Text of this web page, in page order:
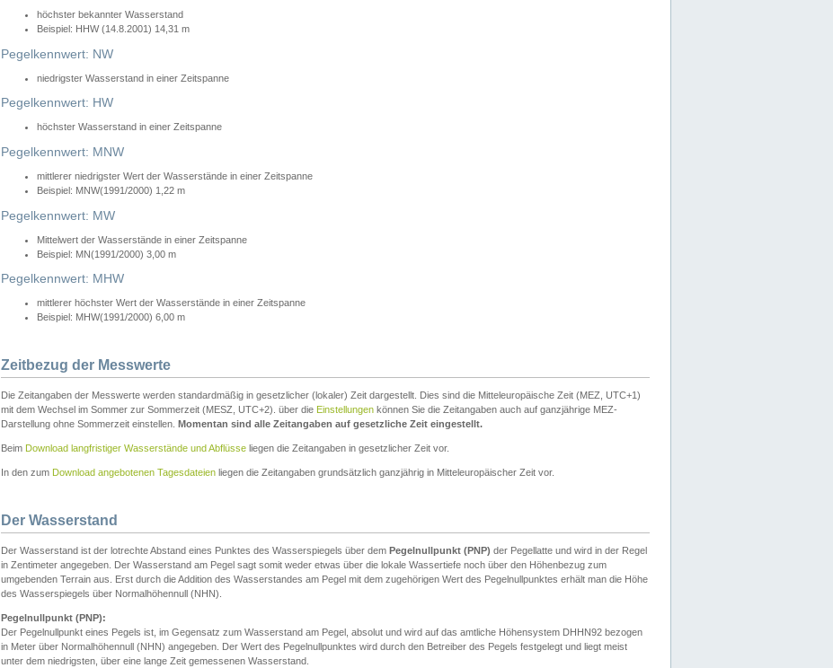
höchster bekannter Wasserstand
Beispiel: HHW (14.8.2001) 14,31 m
Pegelkennwert: NW
niedrigster Wasserstand in einer Zeitspanne
Pegelkennwert: HW
höchster Wasserstand in einer Zeitspanne
Pegelkennwert: MNW
mittlerer niedrigster Wert der Wasserstände in einer Zeitspanne
Beispiel: MNW(1991/2000) 1,22 m
Pegelkennwert: MW
Mittelwert der Wasserstände in einer Zeitspanne
Beispiel: MN(1991/2000) 3,00 m
Pegelkennwert: MHW
mittlerer höchster Wert der Wasserstände in einer Zeitspanne
Beispiel: MHW(1991/2000) 6,00 m
Zeitbezug der Messwerte
Die Zeitangaben der Messwerte werden standardmäßig in gesetzlicher (lokaler) Zeit dargestellt. Dies sind die Mitteleuropäische Zeit (MEZ, UTC+1)
mit dem Wechsel im Sommer zur Sommerzeit (MESZ, UTC+2). über die Einstellungen können Sie die Zeitangaben auch auf ganzjährige MEZ-
Darstellung ohne Sommerzeit einstellen. Momentan sind alle Zeitangaben auf gesetzliche Zeit eingestellt.
Beim Download langfristiger Wasserstände und Abflüsse liegen die Zeitangaben in gesetzlicher Zeit vor.
In den zum Download angebotenen Tagesdateien liegen die Zeitangaben grundsätzlich ganzjährig in Mitteleuropäischer Zeit vor.
Der Wasserstand
Der Wasserstand ist der lotrechte Abstand eines Punktes des Wasserspiegels über dem Pegelnullpunkt (PNP) der Pegellatte und wird in der Regel
in Zentimeter angegeben. Der Wasserstand am Pegel sagt somit weder etwas über die lokale Wassertiefe noch über den Höhenbezug zum
umgebenden Terrain aus. Erst durch die Addition des Wasserstandes am Pegel mit dem zugehörigen Wert des Pegelnullpunktes erhält man die Höhe
des Wasserspiegels über Normalhöhennull (NHN).
Pegelnullpunkt (PNP):
Der Pegelnullpunkt eines Pegels ist, im Gegensatz zum Wasserstand am Pegel, absolut und wird auf das amtliche Höhensystem DHHN92 bezogen
in Meter über Normalhöhennull (NHN) angegeben. Der Wert des Pegelnullpunktes wird durch den Betreiber des Pegels festgelegt und liegt meist
unter dem niedrigsten, über eine lange Zeit gemessenen Wasserstand.